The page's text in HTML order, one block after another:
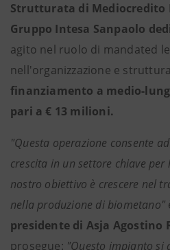
Strutturata di Mediocredito
Gruppo Intesa Sanpaolo
agito nel ruolo di mandated
nell'organizzazione e
finanziamento a medio-
pari a € 13 milioni.
"Questa operazione consente
crescita in un settore chiave
nostro obiettivo è crescere nel
nella produzione di biometano"
presidente di Asja Agostino
prosegue: "Questo impianto si